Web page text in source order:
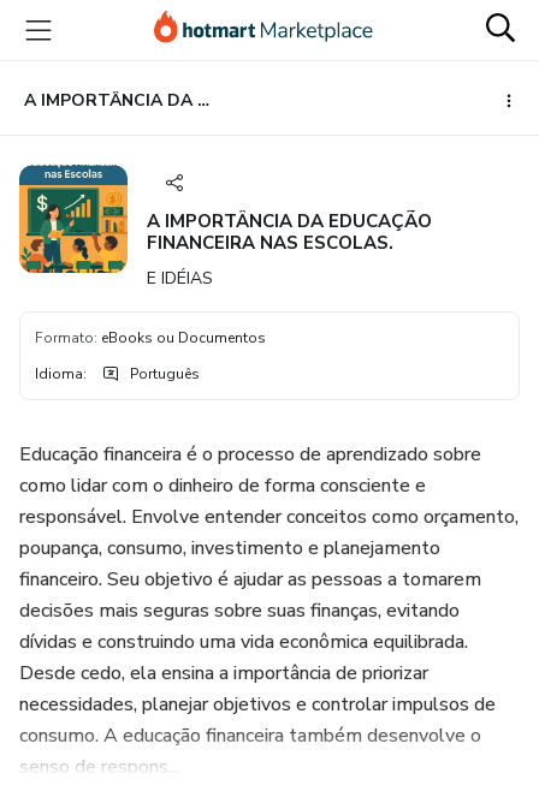
para
conteúdo
principal
para
pagamento
para
rodapé
A IMPORTÂNCIA DA EDUCAÇÃO FINANCEIRA NAS ESCOLAS.
A IMPORTÂNCIA DA EDUCAÇÃO
FINANCEIRA NAS ESCOLAS.
E IDÉIAS
Formato: eBooks ou Documentos
Idioma: Português
Educação financeira é o processo de aprendizado sobre
como lidar com o dinheiro de forma consciente e
responsável. Envolve entender conceitos como orçamento,
poupança, consumo, investimento e planejamento
financeiro. Seu objetivo é ajudar as pessoas a tomarem
decisões mais seguras sobre suas finanças, evitando
dívidas e construindo uma vida econômica equilibrada.
Desde cedo, ela ensina a importância de priorizar
necessidades, planejar objetivos e controlar impulsos de
consumo. A educação financeira também desenvolve o
senso de respons...